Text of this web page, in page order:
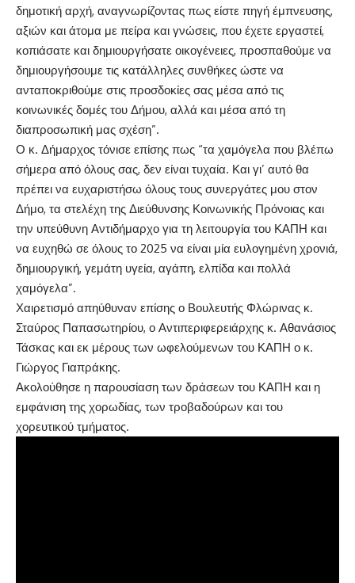
δημοτική αρχή, αναγνωρίζοντας πως είστε πηγή έμπνευσης,
αξιών και άτομα με πείρα και γνώσεις, που έχετε εργαστεί,
κοπιάσατε και δημιουργήσατε οικογένειες, προσπαθούμε να
δημιουργήσουμε τις κατάλληλες συνθήκες ώστε να
ανταποκριθούμε στις προσδοκίες σας μέσα από τις
κοινωνικές δομές του Δήμου, αλλά και μέσα από τη
διαπροσωπική μας σχέση”.
Ο κ. Δήμαρχος τόνισε επίσης πως “τα χαμόγελα που βλέπω
σήμερα από όλους σας, δεν είναι τυχαία. Και γι’ αυτό θα
πρέπει να ευχαριστήσω όλους τους συνεργάτες μου στον
Δήμο, τα στελέχη της Διεύθυνσης Κοινωνικής Πρόνοιας και
την υπεύθυνη Αντιδήμαρχο για τη λειτουργία του ΚΑΠΗ και
να ευχηθώ σε όλους το 2025 να είναι μία ευλογημένη χρονιά,
δημιουργική, γεμάτη υγεία, αγάπη, ελπίδα και πολλά
χαμόγελα”.
Χαιρετισμό απηύθυναν επίσης ο Βουλευτής Φλώρινας κ.
Σταύρος Παπασωτηρίου, ο Αντιπεριφερειάρχης κ. Αθανάσιος
Τάσκας και εκ μέρους των ωφελούμενων του ΚΑΠΗ ο κ.
Γιώργος Γιαπράκης.
Ακολούθησε η παρουσίαση των δράσεων του ΚΑΠΗ και η
εμφάνιση της χορωδίας, των τροβαδούρων και του
χορευτικού τμήματος.